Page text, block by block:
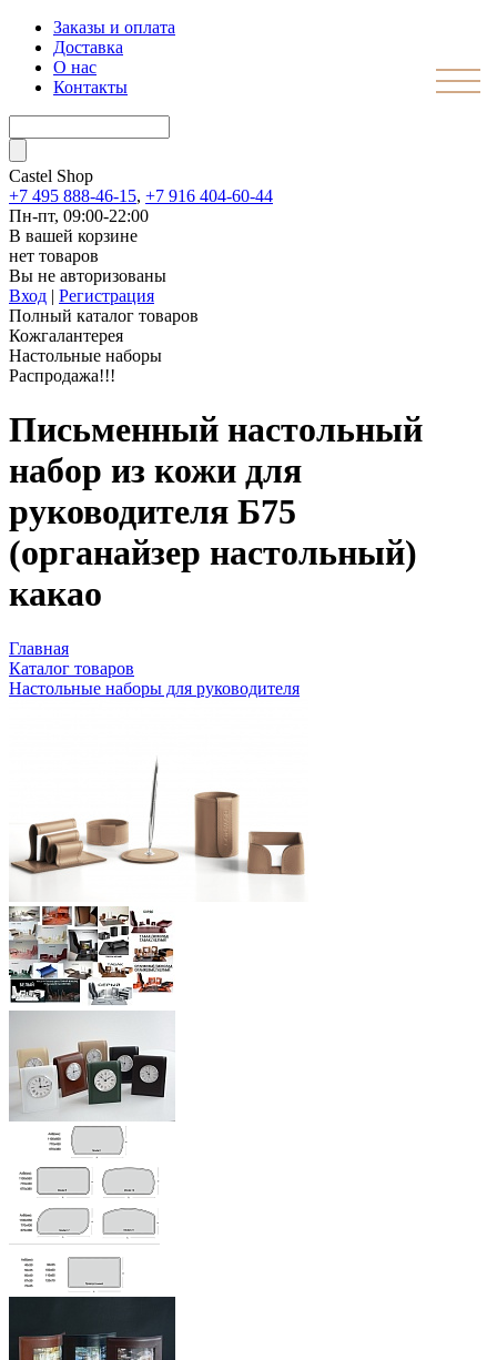
Заказы и оплата
Доставка
О нас
Контакты
Castel Shop
+7 495 888-46-15, +7 916 404-60-44
Пн-пт, 09:00-22:00
В вашей корзине
нет товаров
Вы не авторизованы
Вход | Регистрация
Полный каталог товаров
Кожгалантерея
Настольные наборы
Распродажа!!!
Письменный настольный
набор из кожи для
руководителя Б75
(органайзер настольный)
какао
Главная
Каталог товаров
Настольные наборы для руководителя